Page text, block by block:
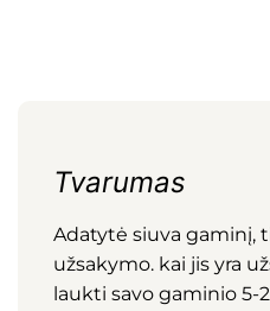
Tvarumas
Adatytė siuva gaminį,
užsakymo. kai jis yra
laukti savo gaminio 5-